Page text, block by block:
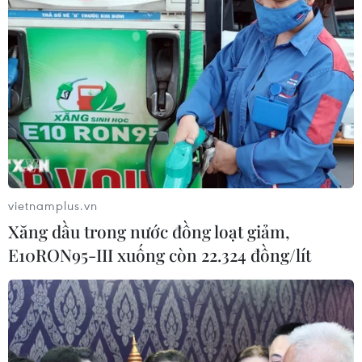
Chỉ số giá tiêu dùng trong
tháng 10 tăng 0,83%
28/10/2016 23:31
Chỉ số giá tiêu dùng (CPI) tháng 10/2016 tăng 0,83% so
với tháng trước và tăng 4,09% so với cùng kỳ năm 2015;
trong đó tăng mạnh nhất là nhóm thuốc và dịch vụ y tế
với mức tăng 10,07%.
vietnamplus.vn
Xăng dầu trong nước đồng loạt giảm,
E10RON95-III xuống còn 22.324 đồng/lít